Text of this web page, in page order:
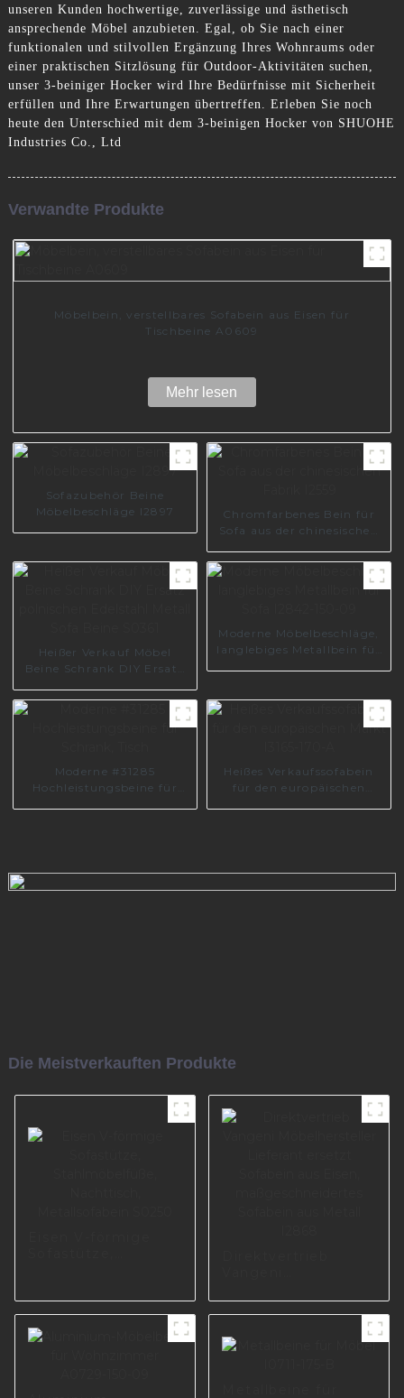
unseren Kunden hochwertige, zuverlässige und ästhetisch
ansprechende Möbel anzubieten. Egal, ob Sie nach einer
funktionalen und stilvollen Ergänzung Ihres Wohnraums oder
einer praktischen Sitzlösung für Outdoor-Aktivitäten suchen,
unser 3-beiniger Hocker wird Ihre Bedürfnisse mit Sicherheit
erfüllen und Ihre Erwartungen übertreffen. Erleben Sie noch
heute den Unterschied mit dem 3-beinigen Hocker von SHUOHE
Industries Co., Ltd
Verwandte Produkte
Möbelbein, verstellbares Sofabein aus Eisen für
Tischbeine A0609
Mehr lesen
Sofazubehör Beine
Möbelbeschläge I2897
Chromfarbenes Bein für
Sofa aus der chinesischen
Heißer Verkauf Möbel
Beine Schrank DIY Ersatz
Metall Sofa Beine S0361
Moderne Möbelbeschläge,
langlebiges Metallbein für
Moderne #31285
Hochleistungsbeine für
Heißes Verkaufssofabein
für den europäischen
Die Meistverkauften Produkte
Metallsofabein
S0250
Lieferant ersetzt
Sofabein aus Eisen,
maßgeschneidertes
Sofabein aus Metall